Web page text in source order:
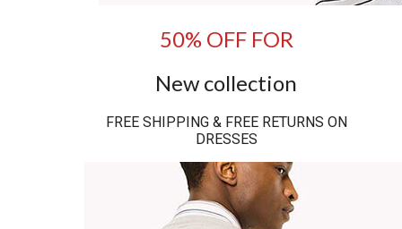
50% OFF FOR
New collection
FREE SHIPPING & FREE RETURNS ON
DRESSES